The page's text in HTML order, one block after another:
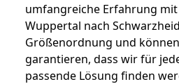
umfangreiche Erfahrung
Wuppertal nach
Größenordnung und
garantieren, dass wir für
passende Lösung finden